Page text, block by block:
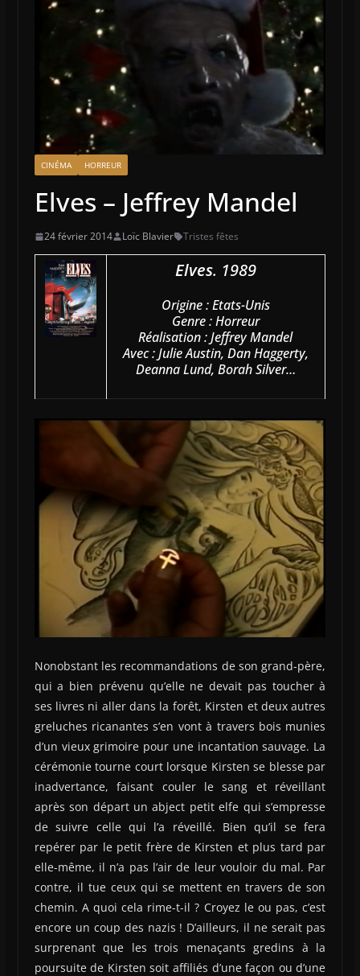
CINÉMA HORREUR
Elves – Jeffrey Mandel
24 février 2014 Loïc Blavier Tristes fêtes
Elves. 1989
Origine : Etats-Unis
Genre : Horreur
Réalisation : Jeffrey Mandel
Avec : Julie Austin, Dan Haggerty,
Deanna Lund, Borah Silver…
Nonobstant les recommandations de son grand-père,
qui a bien prévenu qu’elle ne devait pas toucher à
ses livres ni aller dans la forêt, Kirsten et deux autres
greluches ricanantes s’en vont à travers bois munies
d’un vieux grimoire pour une incantation sauvage. La
cérémonie tourne court lorsque Kirsten se blesse par
inadvertance, faisant couler le sang et réveillant
après son départ un abject petit elfe qui s’empresse
de suivre celle qui l’a réveillé. Bien qu’il se fera
repérer par le petit frère de Kirsten et plus tard par
elle-même, il n’a pas l’air de leur vouloir du mal. Par
contre, il tue ceux qui se mettent en travers de son
chemin. A quoi cela rime-t-il ? Croyez le ou pas, c’est
encore un coup des nazis ! D’ailleurs, il ne serait pas
surprenant que les trois menaçants gredins à la
poursuite de Kirsten soit affiliés d’une façon ou d’une